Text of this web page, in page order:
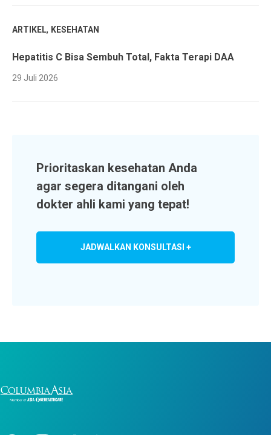
ARTIKEL, KESEHATAN
Hepatitis C Bisa Sembuh Total, Fakta Terapi DAA
29 Juli 2026
Prioritaskan kesehatan Anda
agar segera ditangani oleh
dokter ahli kami yang tepat!
JADWALKAN KONSULTASI +